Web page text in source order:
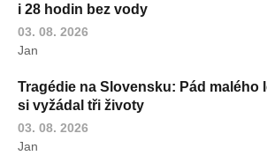
i 28 hodin bez vody
03. 08. 2026
Jan
Tragédie na Slovensku: Pád malého
si vyžádal tři životy
03. 08. 2026
Jan